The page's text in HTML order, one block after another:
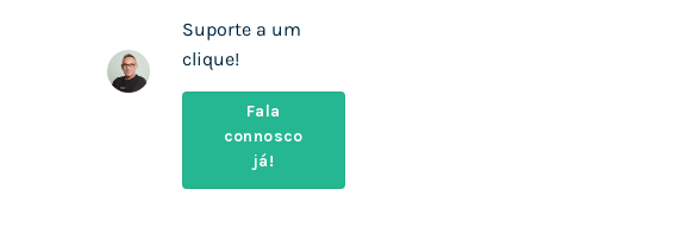
Suporte a um
clique!
Fala
connosco
já!